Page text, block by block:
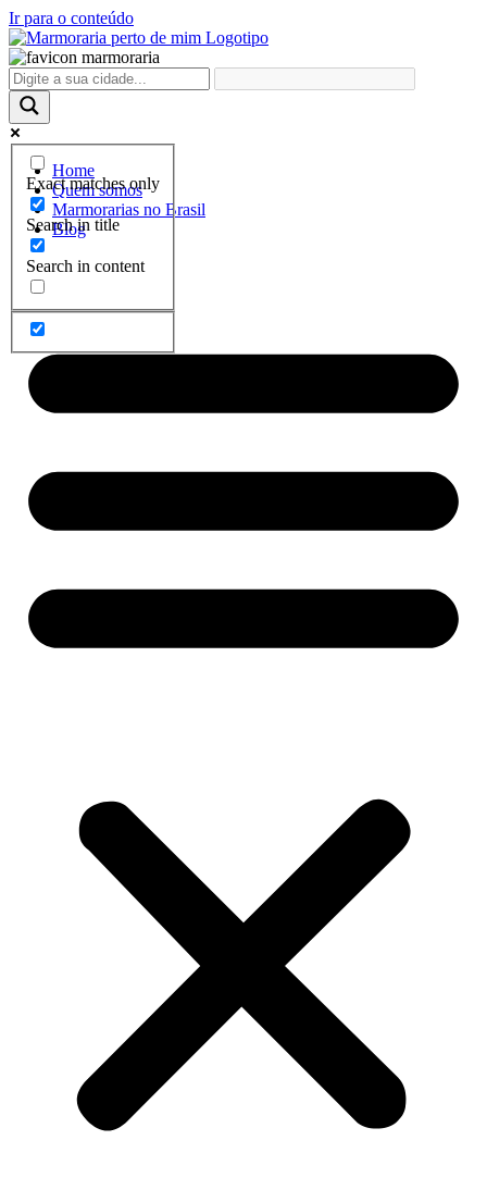
Ir para o conteúdo
Exact matches only
Search in title
Search in content
Home
Quem somos
Marmorarias no Brasil
Blog